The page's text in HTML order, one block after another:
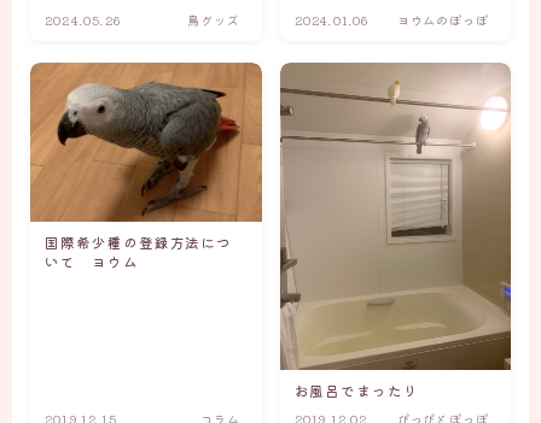
2024.05.26 鳥グッズ 2024.01.06 ヨウムのぽっぽ
国際希少種の登録方法につ
いて ヨウム
2019.12.15 コラム
お風呂でまったり
2019.12.02 ぴっぴとぽっぽ